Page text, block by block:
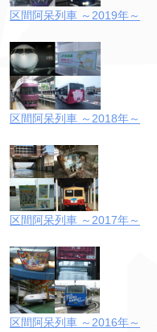
区間阿呆列車 ～2019年～
区間阿呆列車 ～2018年～
区間阿呆列車 ～2017年～
区間阿呆列車 ～2016年～